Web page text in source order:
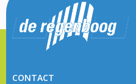
CONTACT